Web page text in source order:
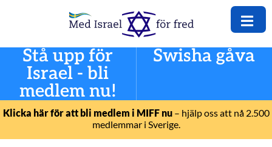
Stå upp för
Israel - bli
medlem nu!
Swisha gåva
Klicka här för att bli medlem i MIFF nu– hjälp oss att nå 2.500
medlemmar i Sverige.